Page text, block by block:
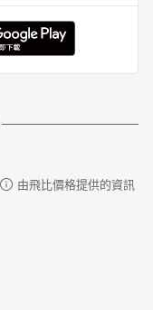
由飛比價格提供的資訊